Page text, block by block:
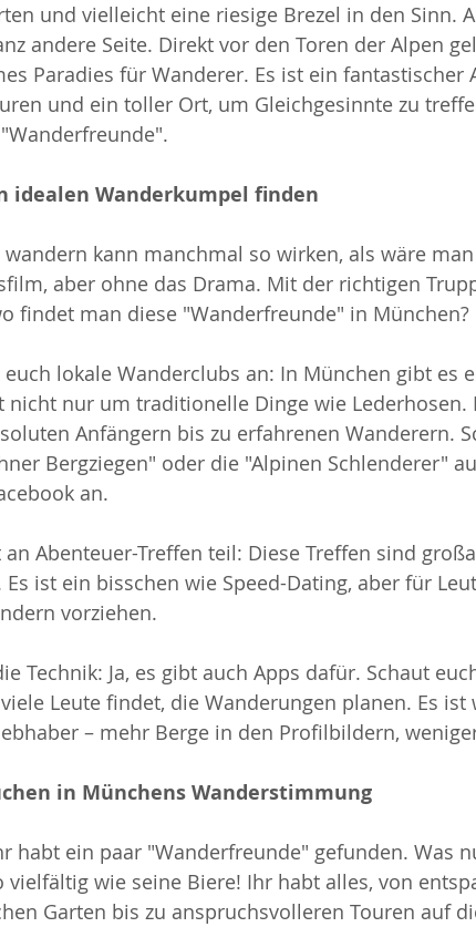
und vielleicht eine riesige Brezel in den Sinn.
andere Seite. Direkt vor den Toren der Alpen
Paradies für Wanderer. Es ist ein fantastischer
und ein toller Ort, um Gleichgesinnte zu
idealen Wanderkumpel finden
wandern kann manchmal so wirken, als wäre
aber ohne das Drama. Mit der richtigen
findet man diese "Wanderfreunde" in München?
euch lokale Wanderclubs an: In München gibt es
nicht nur um traditionelle Dinge wie
Anfängern bis zu erfahrenen Wanderern.
Bergziegen" oder die "Alpinen Schlenderer"
an.
Abenteuer-Treffen teil: Diese Treffen sind
ist ein bisschen wie Speed-Dating, aber für
vorziehen.
Technik: Ja, es gibt auch Apps dafür. Schaut
Leute findet, die Wanderungen planen. Es
– mehr Berge in den Profilbildern,
in Münchens Wanderstimmung
habt ein paar "Wanderfreunde" gefunden. Was
vielfältig wie seine Biere! Ihr habt alles, von
Garten bis zu anspruchsvolleren Touren auf